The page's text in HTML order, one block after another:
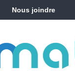
Nous joindre